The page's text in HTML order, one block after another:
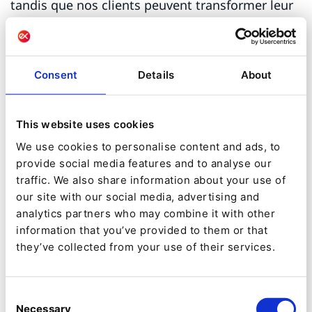
Consent Details About
This website uses cookies
We use cookies to personalise content and ads, to
provide social media features and to analyse our
traffic. We also share information about your use of
our site with our social media, advertising and
analytics partners who may combine it with other
information that you’ve provided to them or that
they’ve collected from your use of their services.
Necessary
tandis que nos clients peuvent transformer leur
entreprise étape par étape au bon rythme en
fonction de leur maturité numérique. Nous
continuerons d'innover pour conserver notre
avantage dans le secteur B2B, il s'agit désormais
d'accélérer la R&D, le marketing et les ventes
avec notre réseau de partenaires », déclare
Morten Ingebrigtsen, SVP Product & Strategy.
Réinventer la vente
numérique complexe
investissements en R&D sont réalisés pour
renforcer ce qui fait d'Ibexa DXP le meilleur